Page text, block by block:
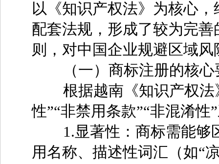
以《知识产权法》为核心
配套法规，形成了较为完
则，对中国企业规避区域
（一）商标注册的核心
根据越南《知识产权法
性”“非禁用条款”“非混淆性
1.显著性：商标需能够
用名称、描述性词汇（如“